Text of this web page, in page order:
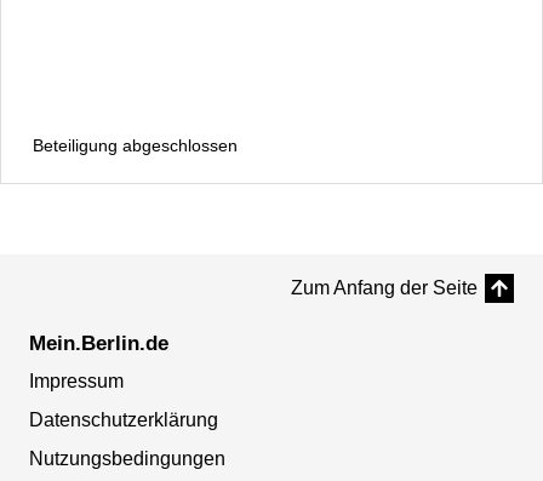
Beteiligung abgeschlossen
Zum Anfang der Seite
Mein.Berlin.de
Impressum
Datenschutzerklärung
Nutzungsbedingungen